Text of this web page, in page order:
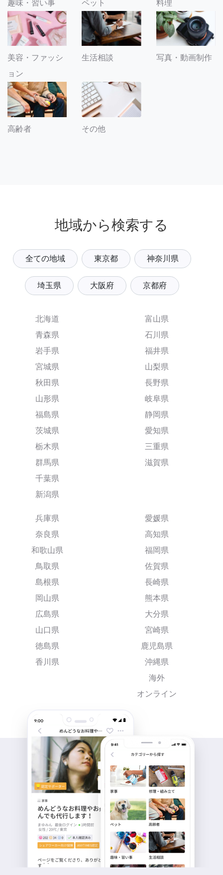
趣味・習い事 ペット 料理
美容・ファッシ
ョン
生活相談 写真・動画制作
高齢者 その他
地域から検索する
全ての地域 東京都 神奈川県
埼玉県 大阪府 京都府
北海道
青森県
岩手県
宮城県
秋田県
山形県
福島県
茨城県
栃木県
群馬県
千葉県
新潟県
富山県
石川県
福井県
山梨県
長野県
岐阜県
静岡県
愛知県
三重県
滋賀県
兵庫県
奈良県
和歌山県
鳥取県
島根県
岡山県
広島県
山口県
徳島県
香川県
愛媛県
高知県
福岡県
佐賀県
長崎県
熊本県
大分県
宮崎県
鹿児島県
沖縄県
海外
オンライン